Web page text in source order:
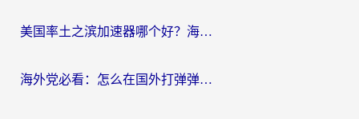
美国率土之滨加速器哪个好？海外党国服游戏畅玩终极指南（附多游戏解决方案）
海外党必看：怎么在国外打弹弹堂不卡？番茄加速器亲测指南